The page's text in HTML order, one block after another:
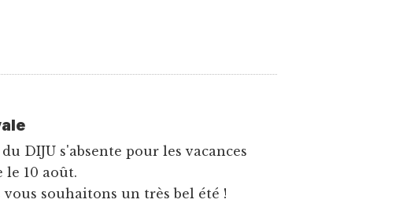
DIJU s'absente pour les vacances
le 10 août.
souhaitons un très bel été !